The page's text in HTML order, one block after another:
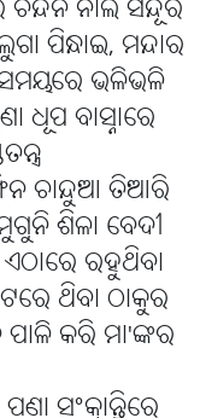
ଚନ୍ଦନ ନାଲି ସିନ୍ଦୂର
ପିନ୍ଧାଇ, ମନ୍ଦାର
ଭଳିଭଳି
ଧୂପ ବାସ୍ନାରେ
ଚାନ୍ଦୁଆ ତିଆରି
ଶିଳା ବେଦୀ
ରହୁଥିବା
ଥିବା ଠାକୁର
କରି ମା'ଙ୍କର
ସଂକ୍ରାନ୍ତିରେ